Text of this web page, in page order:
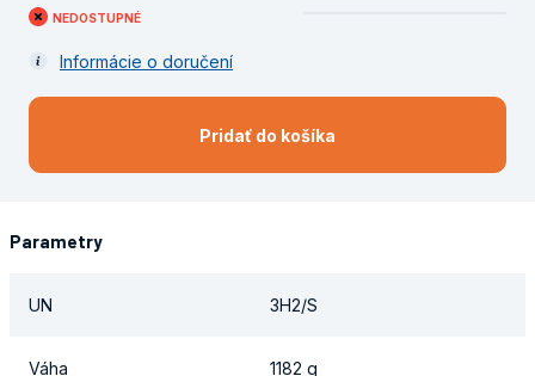
NEDOSTUPNÉ
Informácie o doručení
Pridať do košíka
Parametry
UN 3H2/S
Váha 1182 g